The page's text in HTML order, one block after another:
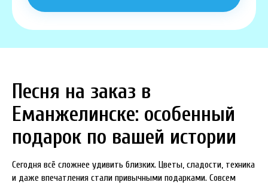
Песня на заказ в
Еманжелинске: особенный
подарок по вашей истории
Сегодня всё сложнее удивить близких. Цветы, сладости, техника
и даже впечатления стали привычными подарками. Совсем